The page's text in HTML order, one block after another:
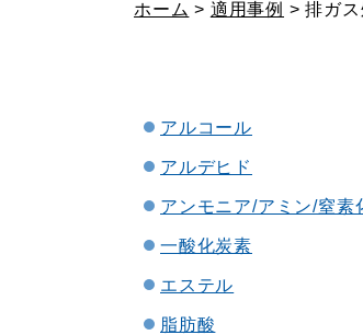
ホーム > 適用事例 > 排ガ
アルコール
アルデヒド
アンモニア/アミン/窒素
一酸化炭素
エステル
脂肪酸